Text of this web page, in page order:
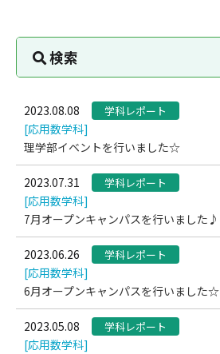
検索
2023.08.08 学科レポート
[応用数学科]
理学部イベントを行いました☆
2023.07.31 学科レポート
[応用数学科]
7月オープンキャンパスを行いました♪
2023.06.26 学科レポート
[応用数学科]
6月オープンキャンパスを行いました☆
2023.05.08 学科レポート
[応用数学科]